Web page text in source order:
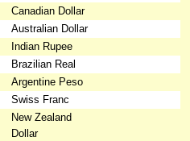
Canadian Dollar
Australian Dollar
Indian Rupee
Brazilian Real
Argentine Peso
Swiss Franc
New Zealand
Dollar